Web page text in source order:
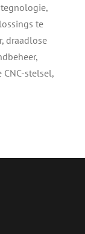
te
draadlose
stelsel,